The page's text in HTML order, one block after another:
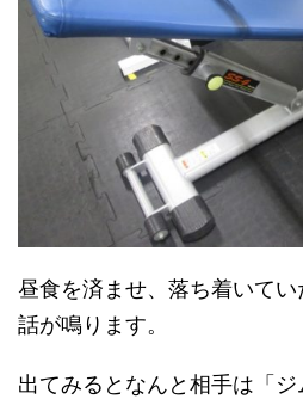
昼食を済ませ、落ち着いて
話が鳴ります。
出てみるとなんと相手は「